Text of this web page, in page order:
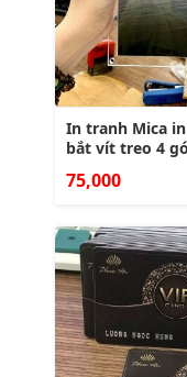
In tranh Mica
bắt vít treo 4
75,000